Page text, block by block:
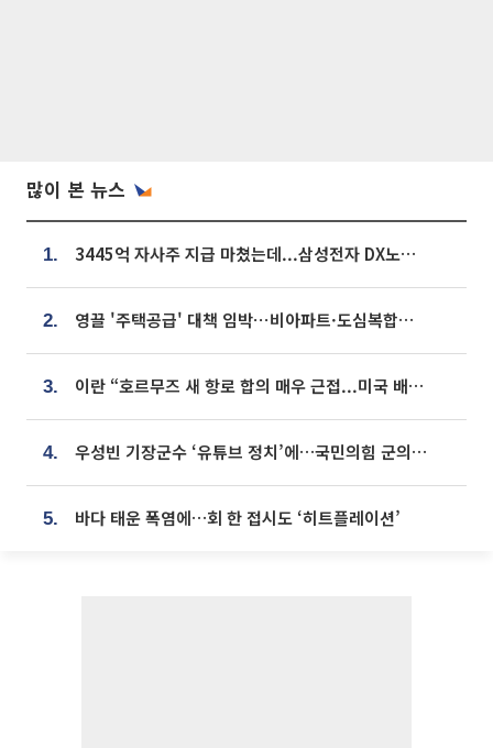
많이 본 뉴스
1. 3445억 자사주 지급 마쳤는데...삼성전자 DX노조, 뒤늦은 '떼쓰기 집회'
2. 영끌 '주택공급' 대책 임박⋯비아파트·도심복합까지 총동원
3. 이란 “호르무즈 새 항로 합의 매우 근접...미국 배상 먼저”
4. 우성빈 기장군수 ‘유튜브 정치’에…국민의힘 군의원들 집단 반발
5. 바다 태운 폭염에…회 한 접시도 ‘히트플레이션’